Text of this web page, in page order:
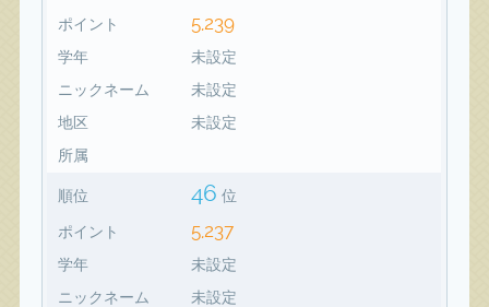
ポイント 5,239
学年
未設定
ニックネーム
未設定
地区
未設定
所属
順位 46 位
ポイント 5,237
学年
未設定
ニックネーム
未設定